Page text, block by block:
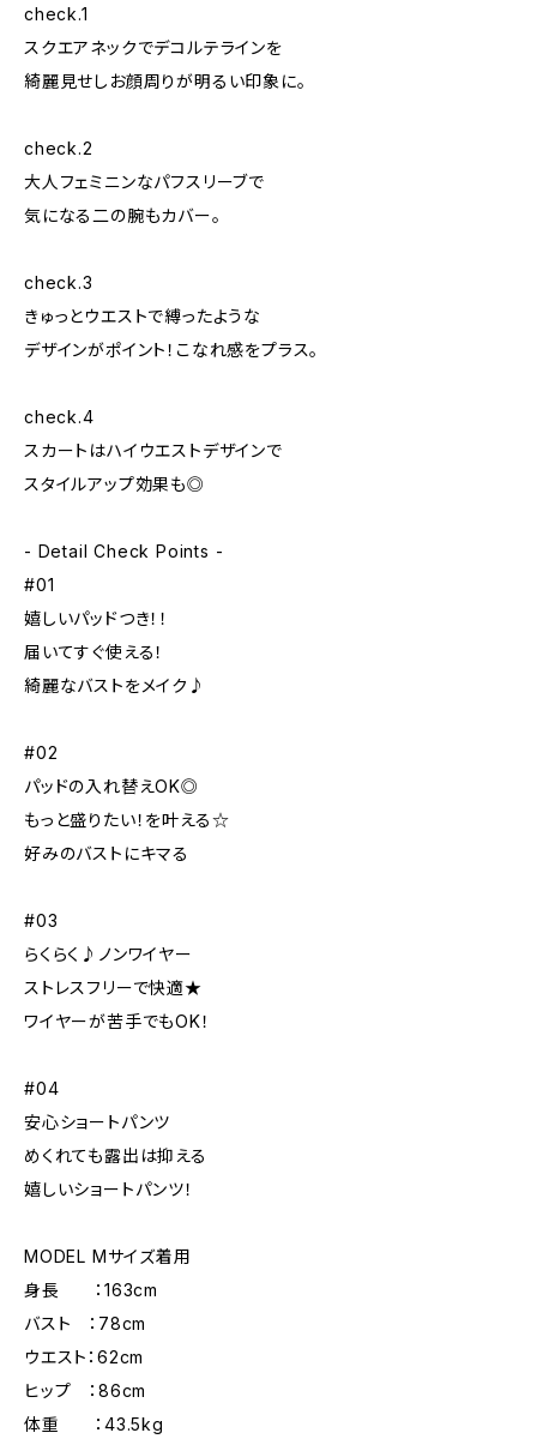
check.1
スクエアネックでデコルテラインを
綺麗見せしお顔周りが明るい印象に。
check.2
大人フェミニンなパフスリーブで
気になる二の腕もカバー。
check.3
きゅっとウエストで縛ったような
デザインがポイント！こなれ感をプラス。
check.4
スカートはハイウエストデザインで
スタイルアップ効果も◎
- Detail Check Points -
#01
嬉しいパッドつき！！
届いてすぐ使える！
綺麗なバストをメイク♪
#02
パッドの入れ替えOK◎
もっと盛りたい！を叶える☆
好みのバストにキマる
#03
らくらく♪ノンワイヤー
ストレスフリーで快適★
ワイヤーが苦手でもOK！
#04
安心ショートパンツ
めくれても露出は抑える
嬉しいショートパンツ！
MODEL Mサイズ着用
身長 ：163cm
バスト ：78cm
ウエスト：62cm
ヒップ ：86cm
体重 ：43.5kg